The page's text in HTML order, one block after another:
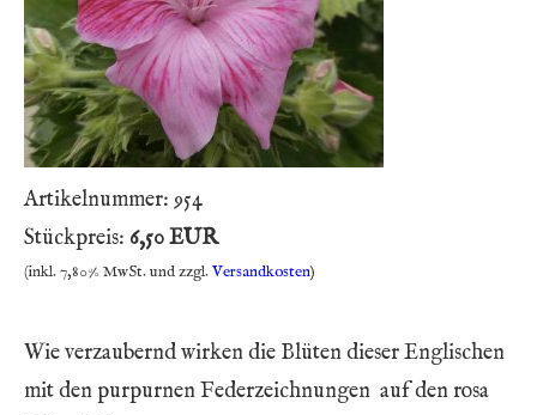
Artikelnummer: 954
Stückpreis: 6,50 EUR
(inkl. 7,80% MwSt. und zzgl.Versandkosten)
Wie verzaubernd wirken die Blüten dieser Englischen
mit den purpurnen Federzeichnungen auf den rosa